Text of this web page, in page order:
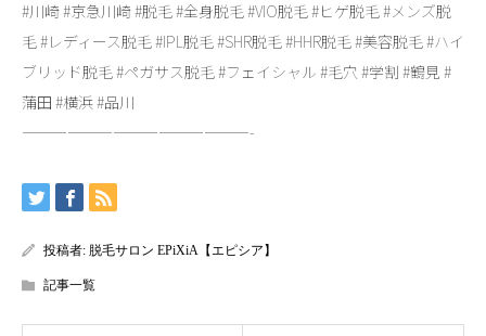
#川崎 #京急川崎 #脱毛 #全身脱毛 #VIO脱毛 #ヒゲ脱毛 #メンズ脱
毛 #レディース脱毛 #IPL脱毛 #SHR脱毛 #HHR脱毛 #美容脱毛 #ハイ
ブリッド脱毛 #ペガサス脱毛 #フェイシャル #毛穴 #学割 #鶴見 #
蒲田 #横浜 #品川
———————————————-
投稿者: 脱毛サロン EPiXiA【エピシア】
記事一覧